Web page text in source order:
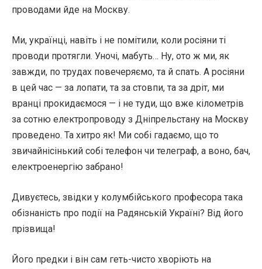
проводами йде на Москву.
Ми, українці, навіть і не помітили, коли росіяни ті
проводи протягли. Уночі, мабуть… Ну, ото ж ми, як
завжди, по трудах повечеряємо, та й спать. А росіяни
в цей час — за лопати, та за стовпи, та за дріт, ми
вранці прокидаємося — і не туди, що вже кілометрів
за сотню електропроводу з Дніпрельстану на Москву
проведено. Та хитро як! Ми собі гадаємо, що то
звичайнісінький собі телефон чи телеграф, а воно, бач,
електроенергію забрано!
Дивуєтесь, звідки у колумбійського професора така
обізнаність про події на Радянській Україні? Від його
прізвища!
Його предки і він сам геть-чисто хворіють на